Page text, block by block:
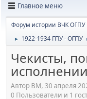
Главное меню
Форум истории ВЧК
► 1922-1934 ГПУ - ОГПУ
Чекисты,
исполнении
Автор BM, 30 апреля
0 Пользователи и 1